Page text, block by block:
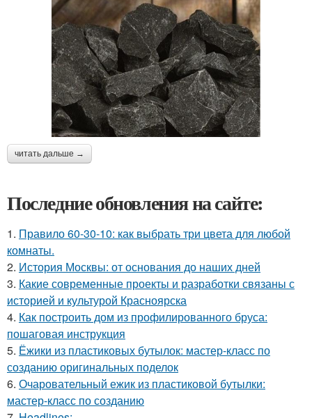
читать дальше →
Последние обновления на сайте:
1. Правило 60-30-10: как выбрать три цвета для любой
комнаты.
2. История Москвы: от основания до наших дней
3. Какие современные проекты и разработки связаны с
историей и культурой Красноярска
4. Как построить дом из профилированного бруса:
пошаговая инструкция
5. Ёжики из пластиковых бутылок: мастер-класс по
созданию оригинальных поделок
6. Очаровательный ежик из пластиковой бутылки:
мастер-класс по созданию